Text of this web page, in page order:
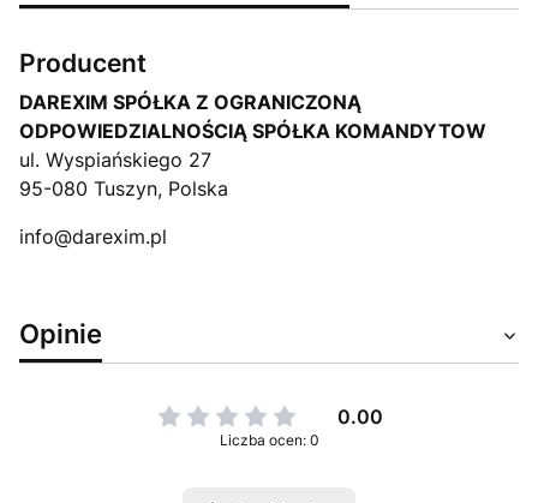
Producent
DAREXIM SPÓŁKA Z OGRANICZONĄ
ODPOWIEDZIALNOŚCIĄ SPÓŁKA KOMANDYTOW
ul. Wyspiańskiego 27
95-080 Tuszyn, Polska
info@darexim.pl
Opinie
0.00
Liczba ocen: 0